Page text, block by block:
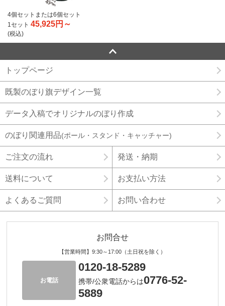
4個セットまたは6個セット
1セット 45,925円～
(税込)
トップページ
既製のぼり旗デザイン一覧
データ入稿でオリジナルのぼり作成
のぼり関連用品(ポール・スタンド・キャッチャー)
ご注文の流れ 発送・納期
送料について お支払い方法
よくあるご質問 お問い合わせ
お問合せ
【営業時間】9:30～17:00（土日祝を除く）
お電話
0120-18-5289
携帯/公衆電話からは0776-52-
5889